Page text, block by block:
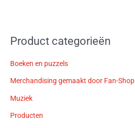
Product categorieën
Boeken en puzzels
Merchandising gemaakt door Fan-Shop
Muziek
Producten